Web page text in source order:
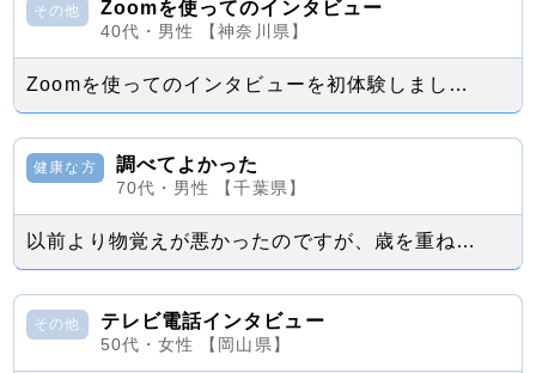
その他 Zoomを使ってのインタビュー
40代・男性 【神奈川県】
Zoomを使ってのインタビューを初体験しました。 インタビューの内容は片頭痛の...
健康な方 調べてよかった
70代・男性 【千葉県】
以前より物覚えが悪かったのですが、歳を重ねてくると以前より物覚えが悪いだけでなく...
その他 テレビ電話インタビュー
50代・女性 【岡山県】